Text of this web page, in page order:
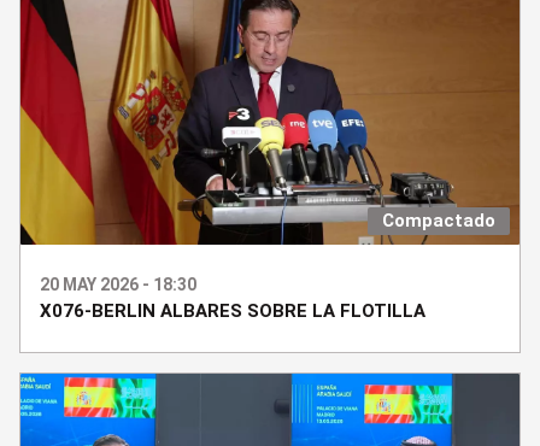
Compactado
20 MAY 2026 - 18:30
X076-BERLIN ALBARES SOBRE LA FLOTILLA